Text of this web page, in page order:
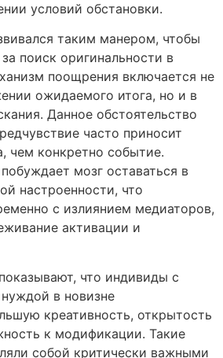
условий обстановки.
таким манером, чтобы
поиск оригинальности в
поощрения включается не
ожидаемого итога, но и в
Данное обстоятельство
часто приносит
чем конкретно событие.
мозг оставаться в
настроенности, что
с излиянием медиаторов,
активации и
что индивиды с
в новизне
креативность, открытость
к модификации. Такие
собой критически важными